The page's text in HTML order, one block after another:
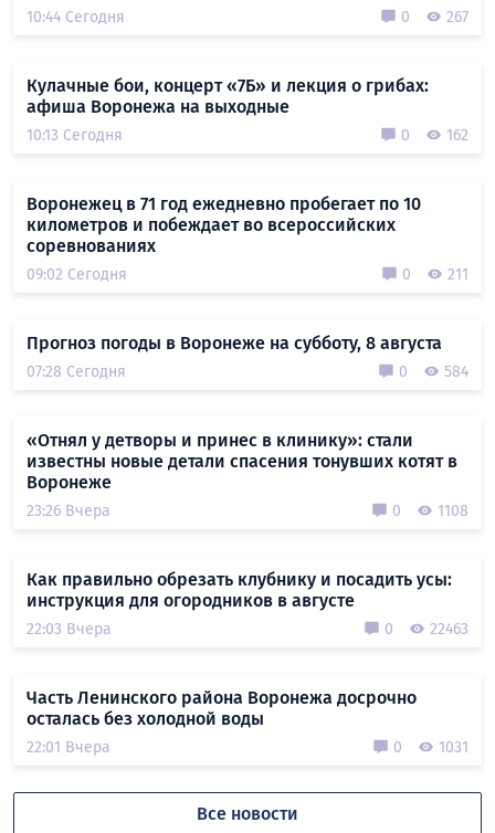
10:44 Сегодня 0 267
Кулачные бои, концерт «7Б» и лекция о грибах:
афиша Воронежа на выходные
10:13 Сегодня 0 162
Воронежец в 71 год ежедневно пробегает по 10
километров и побеждает во всероссийских
соревнованиях
09:02 Сегодня 0 211
Прогноз погоды в Воронеже на субботу, 8 августа
07:28 Сегодня 0 584
«Отнял у детворы и принес в клинику»: стали
известны новые детали спасения тонувших котят в
Воронеже
23:26 Вчера 0 1108
Как правильно обрезать клубнику и посадить усы:
инструкция для огородников в августе
22:03 Вчера 0 22463
Часть Ленинского района Воронежа досрочно
осталась без холодной воды
22:01 Вчера 0 1031
Все новости